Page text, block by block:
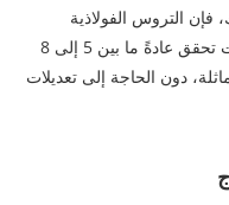
التروس الفولاذية
المقواة التي تعمل داخل مبيت حمام الزيت تحقق عادةً ما بين 5 إلى 8
دون الحاجة إلى تعديلات